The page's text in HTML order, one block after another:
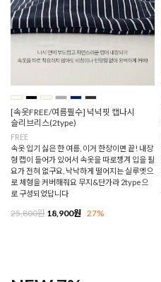
[속옷FREE/여름필수] 넉넉핏 캡나시
슬리브리스(2type)
FREE
속옷 입기 싫은 한 여름, 이거 한장이면 끝! 내장
형 캡이 들어가 있어서 속옷을 따로챙겨 입을 필
요가 전혀 없구요, 낙낙하게 떨어지는 실루엣으
로 체형을 커버해줘요 무지&단가라 2type으
로 구성되었답니다
25,800원 18,900원 27%